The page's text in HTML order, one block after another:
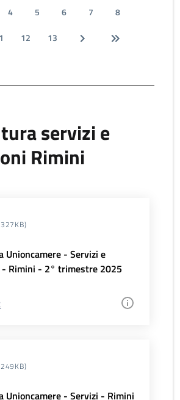
4 5 6 7
8
12 13
servizi e
Rimini
Unioncamere - Servizi e
Rimini - 2° trimestre 2025
Unioncamere - Servizi - Rimini